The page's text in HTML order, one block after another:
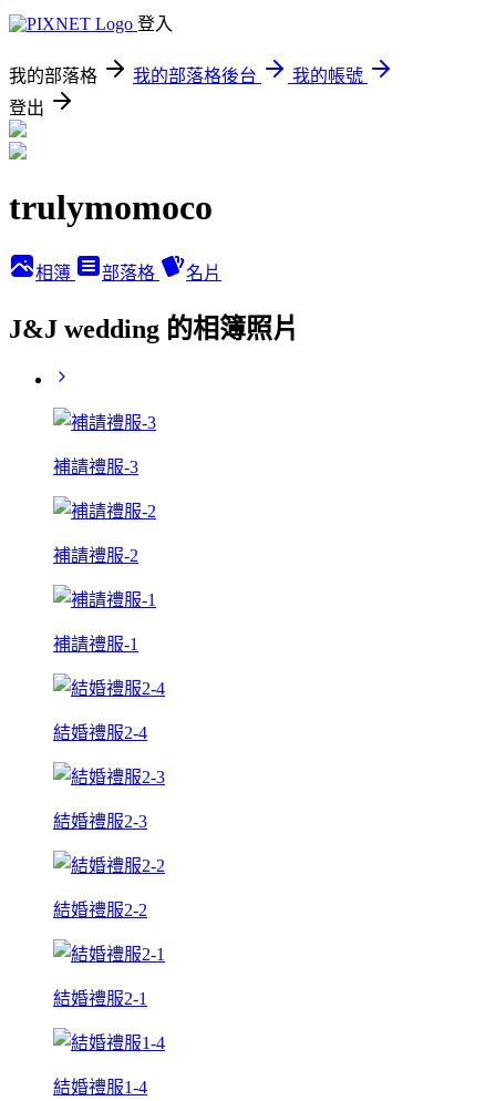
登入
我的部落格 我的部落格後台
我的帳號
登出
trulymomoco
相簿 部落格 名片
J&J wedding 的相簿照片
補請禮服-3
補請禮服-2
補請禮服-1
結婚禮服2-4
結婚禮服2-3
結婚禮服2-2
結婚禮服2-1
結婚禮服1-4